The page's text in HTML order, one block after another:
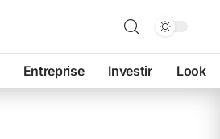
Entreprise Investir Look